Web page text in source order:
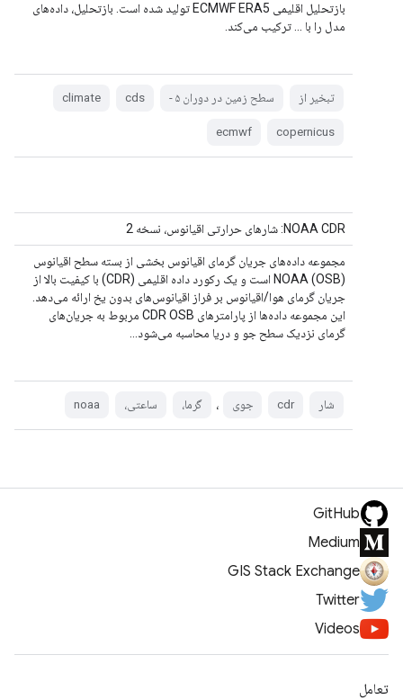
بازتحلیل اقلیمی ECMWF ERA5 تولید شده است. بازتحلیل، داده‌های
مدل را با ... ترکیب می‌کند.
تبخیر از سطح زمین در دوران ۵ - cds
climate
copernicus
ecmwf
NOAA CDR: شارهای حرارتی اقیانوس، نسخه 2
مجموعه داده‌های جریان گرمای اقیانوس بخشی از بسته سطح اقیانوس
NOAA (OSB) است و یک رکورد داده اقلیمی (CDR) با کیفیت بالا از
جریان گرمای هوا/اقیانوس بر فراز اقیانوس‌های بدون یخ ارائه می‌دهد.
این مجموعه داده‌ها از پارامترهای CDR OSB مربوط به جریان‌های
گرمای نزدیک سطح جو و دریا محاسبه می‌شود...
شار cdr جوی ، گرما، ساعتی، noaa
GitHub
Medium
GIS Stack Exchange
Twitter
Videos
تعامل